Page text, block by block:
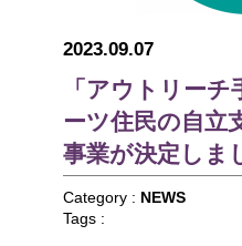
2023.09.07
「アウトリー
ーツ住民の自立
事業が決定しま
Category : NEWS
Tags :